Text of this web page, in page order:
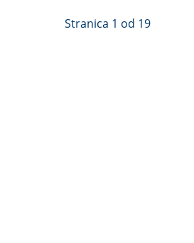
Stranica 1 od 19